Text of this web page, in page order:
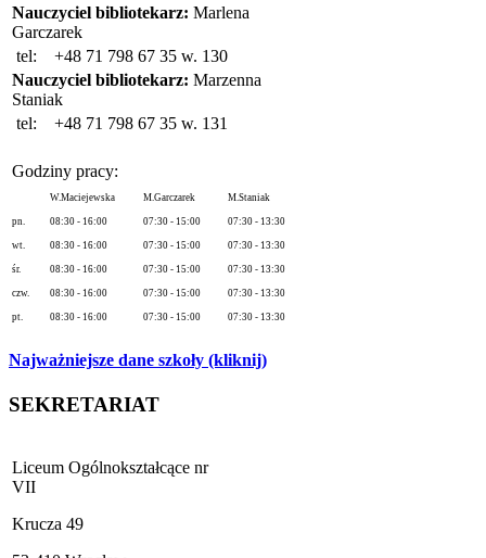
Nauczyciel bibliotekarz: Marlena
Garczarek
tel:
+48 71 798 67 35 w. 130
Nauczyciel bibliotekarz: Marzenna
Staniak
tel:
+48 71 798 67 35 w. 131
Godziny pracy:
W.Maciejewska M.Garczarek M.Staniak
pn. 08:30 - 16:00 07:30 - 15:00 07:30 - 13:30
wt. 08:30 - 16:00 07:30 - 15:00 07:30 - 13:30
śr. 08:30 - 16:00 07:30 - 15:00 07:30 - 13:30
czw. 08:30 - 16:00 07:30 - 15:00 07:30 - 13:30
pt. 08:30 - 16:00 07:30 - 15:00 07:30 - 13:30
Najważniejsze dane szkoły (kliknij)
SEKRETARIAT
Liceum Ogólnokształcące nr
VII
Krucza 49